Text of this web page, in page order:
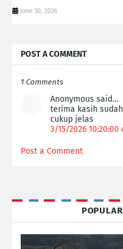
June 30, 2026
POST A COMMENT
1 Comments
Anonymous said…
terima kasih
cukup jelas
3/15/2026 10:20:00
Post a Comment